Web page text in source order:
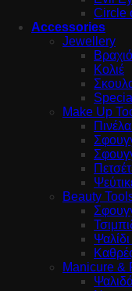
Circle
Accessories
Jewellery
Κολιέ
Make Up
Beauty
Manicure &